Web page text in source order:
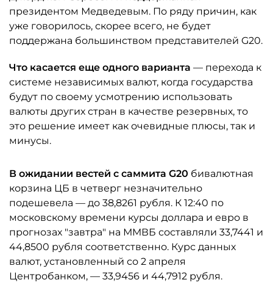
президентом Медведевым. По ряду причин, как
уже говорилось, скорее всего, не будет
поддержана большинством представителей G20.
Что касается еще одного варианта — перехода к
системе независимых валют, когда государства
будут по своему усмотрению использовать
валюты других стран в качестве резервных, то
это решение имеет как очевидные плюсы, так и
минусы.
В ожидании вестей с саммита G20 бивалютная
корзина ЦБ в четверг незначительно
подешевела — до 38,8261 рубля. К 12:40 по
московскому времени курсы доллара и евро в
прогнозах "завтра" на ММВБ составляли 33,7441 и
44,8500 рубля соответственно. Курс данных
валют, установленный со 2 апреля
Центробанком, — 33,9456 и 44,7912 рубля.